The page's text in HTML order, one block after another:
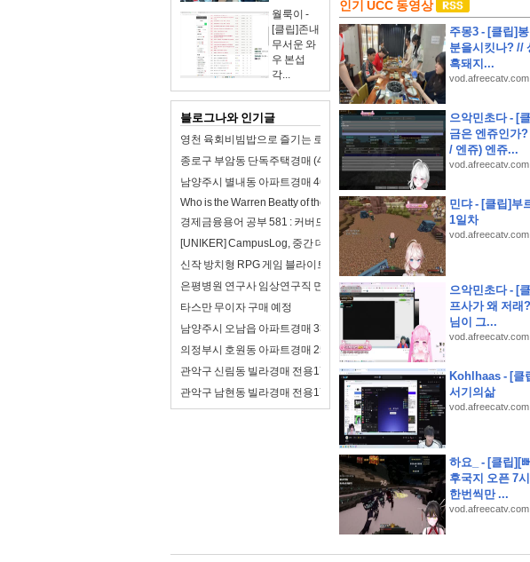
월룩이 -
[클립]존내
무서운 와
우 본섭
각...
블로그나와 인기글
영천 육회비빔밥으로 즐기는 로컬 미식 여행!
종로구 부암동 단독주택경매 (47억4천) 경기상고인근 대지260평 건물60평
남양주시 별내동 아파트경매 46평형(4억8천) 샛별초등학교인근 별내남광
Who is the Warren Beatty of the 21st century?
경제금융용어 공부 581 : 커버드본드(이중상환청구권부 채권)
[UNIKER] CampusLog, 중간 데모를 앞두고 제품을 다듬고 실제 크루들 앞에
신작 방치형 RPG 게임 블라이트 워 : 사후 처리국 런칭 플레이 후기
은평병원 연구사 임상연구직 면접 합격자료 자기소개 스크립트 및 실제 면접
타스만 무이자 구매 예정
남양주시 오남읍 아파트경매 33평형(2억8천) 오남체육공원인근 오남아이
의정부시 호원동 아파트경매 25평형(2억) 회룡역인근 신원아파트 14층 유
관악구 신림동 빌라경매 전용17평(2억7천) 난우초등학교인근 성진리치빌
관악구 남현동 빌라경매 전용17평(2억5천) 사당초등학교인근 1층 구축 다
인기 UCC 동영상
주몽3 - [클립]
분을시킷나? //
흑돼지...
vod.afreecatv.com
으악민초다 - [
금은 엔쥬인가
/ 엔쥬) 엔쥬...
vod.afreecatv.com
민댜 - [클립]부
1일차
vod.afreecatv.com
으악민초다 - [
프사가 왜 저래
님이 그...
vod.afreecatv.com
Kohlhaas - [클
서기의삶
vod.afreecatv.com
하요_ - [클립][
후국지 오픈 7
한번씩만 ...
vod.afreecatv.com